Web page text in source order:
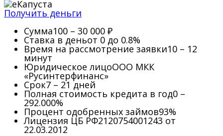
Получить деньги
Сумма100 – 30 000 ₽
Ставка в деньот 0 до 0.8%
Время на рассмотрение заявки10 – 12
минут
Юридическое лицоООО МКК
«Русинтерфинанс»
Срок7 – 21 дней
Полная стоимость кредита в год0 –
292.000%
Процент одобренных займов93%
Лицензия ЦБ РФ2120754001243 от
22.03.2012